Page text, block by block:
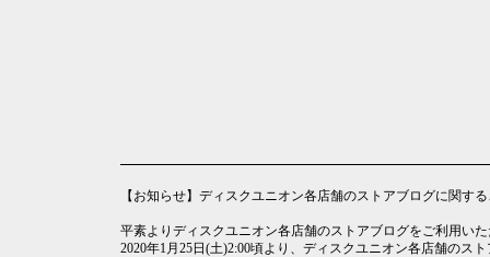
【お知らせ】ディスクユニオン各店舗のストアブログに関す
平素よりディスクユニオン各店舗のストアブログをご利用い
2020年1月25日(土)2:00頃より、ディスクユニオン各店舗のス